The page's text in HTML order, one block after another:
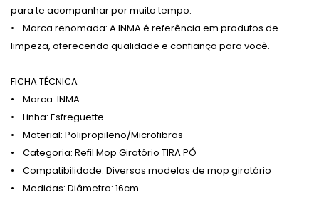
para te acompanhar por muito tempo.
• Marca renomada: A INMA é referência em produtos de
limpeza, oferecendo qualidade e confiança para você.
FICHA TÉCNICA
• Marca: INMA
• Linha: Esfreguette
• Material: Polipropileno/Microfibras
• Categoria: Refil Mop Giratório TIRA PÓ
• Compatibilidade: Diversos modelos de mop giratório
• Medidas: Diâmetro: 16cm